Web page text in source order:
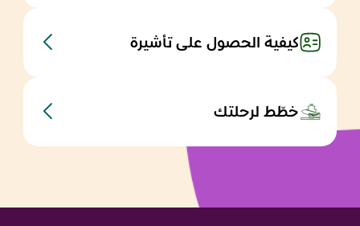
كيفية الحصول على تأشيرة
خطّط لرحلتك